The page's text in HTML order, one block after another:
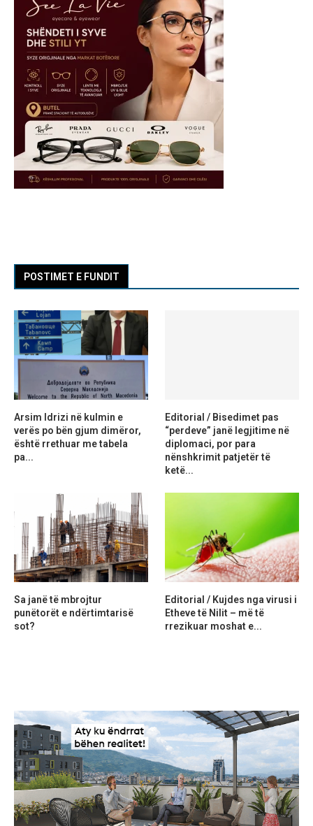
POSTIMET E FUNDIT
Arsim Idrizi në kulmin e
verës po bën gjum dimëror,
është rrethuar me tabela
pa...
Editorial / Bisedimet pas
“perdeve” janë legjitime në
diplomaci, por para
nënshkrimit patjetër të
ketë...
Sa janë të mbrojtur
punëtorët e ndërtimtarisë
sot?
Editorial / Kujdes nga virusi i
Etheve të Nilit – më të
rrezikuar moshat e...